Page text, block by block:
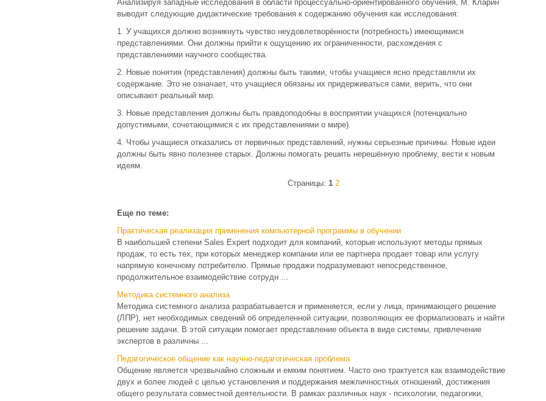
Анализируя западные исследования в области процессуально-ориентированного обучения, М. Кларин
выводит следующие дидактические требования к содержанию обучения как исследования:
1. У учащихся должно возникнуть чувство неудовлетворённости (потребность) имеющимися
представлениями. Они должны прийти к ощущению их ограниченности, расхождения с
представлениями научного сообщества.
2. Новые понятия (представления) должны быть такими, чтобы учащиеся ясно представляли их
содержание. Это не означает, что учащиеся обязаны их придерживаться сами, верить, что они
описывают реальный мир.
3. Новые представления должны быть правдоподобны в восприятии учащихся (потенциально
допустимыми, сочетающимися с их представлениями о мире).
4. Чтобы учащиеся отказались от первичных представлений, нужны серьезные причины. Новые идеи
должны быть явно полезнее старых. Должны помогать решить нерешённую проблему, вести к новым
идеям.
Страницы: 1 2
Еще по теме:
Практическая реализация применения компьютерной программы в обучении
В наибольшей степени Sales Expert подходит для компаний, которые используют методы прямых
продаж, то есть тех, при которых менеджер компании или ее партнера продает товар или услугу
напрямую конечному потребителю. Прямые продажи подразумевают непосредственное,
продолжительное взаимодействие сотрудн ...
Методика системного анализа
Методика системного анализа разрабатывается и применяется, если у лица, принимающего решение
(ЛПР), нет необходимых сведений об определенной ситуации, позволяющих ее формализовать и найти
решение задачи. В этой ситуации помогает представление объекта в виде системы, привлечение
экспертов в различны ...
Педагогическое общение как научно-педагогическая проблема
Общение является чрезвычайно сложным и емким понятием. Часто оно трактуется как взаимодействие
двух и более людей с целью установления и поддержания межличностных отношений, достижения
общего результата совместной деятельности. В рамках различных наук - психологии, педагогики,